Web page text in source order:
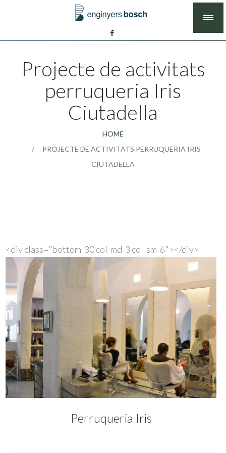
Projecte de activitats
perruqueria Iris
Ciutadella
HOME
PROJECTE DE ACTIVITATS PERRUQUERIA IRIS
CIUTADELLA
<div class="bottom-30 col-md-3 col-sm-6">
Perruqueria Iris
</div>